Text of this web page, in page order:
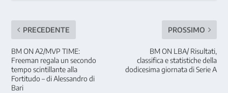
PRECEDENTE
BM ON A2/MVP TIME:
Freeman regala un secondo
tempo scintillante alla
Fortitudo – di Alessandro di
Bari
PROSSIMO
BM ON LBA/ Risultati,
classifica e statistiche della
dodicesima giornata di Serie A